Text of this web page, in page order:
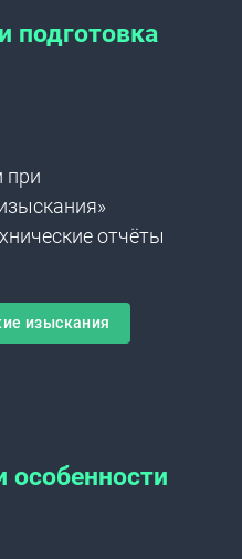
подготовка
при
отчёты
изыскания
особенности